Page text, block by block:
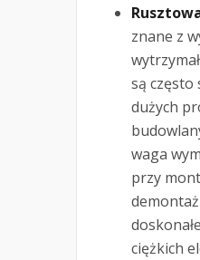
znane z
są często
dużych
waga
przy
ciężkich